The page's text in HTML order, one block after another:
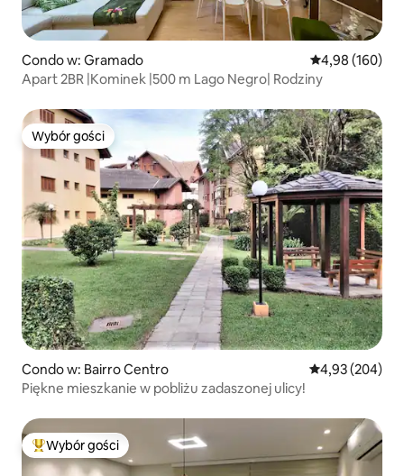
Condo w: Gramado Średnia
4,98 (160)
Apart 2BR |Kominek |500 m Lago Negro| Rodziny
Wybór gości
Wybór gości
Condo w: Bairro Centro Średnia
4,93 (204)
Piękne mieszkanie w pobliżu zadaszonej ulicy!
Najpopularniejsze z kategorii Wybór gości
Wybór gości